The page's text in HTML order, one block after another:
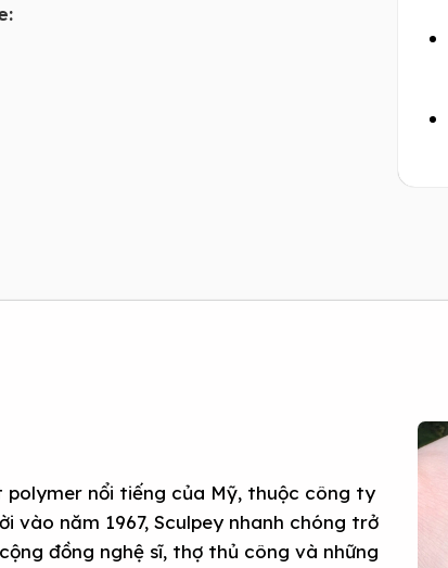
polymer nổi tiếng của Mỹ, thuộc công ty
vào năm 1967, Sculpey nhanh chóng trở
đồng nghệ sĩ, thợ thủ công và những